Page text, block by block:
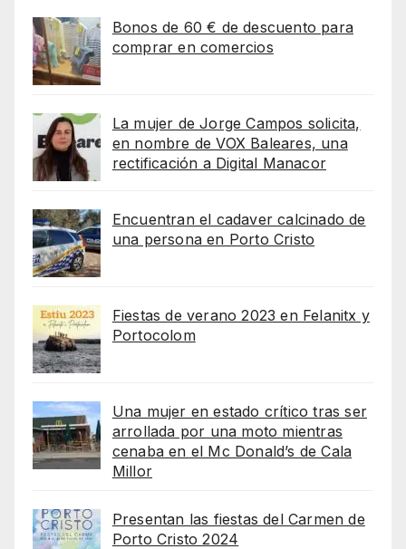
Bonos de 60 € de descuento para
comprar en comercios
La mujer de Jorge Campos solicita,
en nombre de VOX Baleares, una
rectificación a Digital Manacor
Encuentran el cadaver calcinado de
una persona en Porto Cristo
Fiestas de verano 2023 en Felanitx y
Portocolom
Una mujer en estado crítico tras ser
arrollada por una moto mientras
cenaba en el Mc Donald’s de Cala
Millor
Presentan las fiestas del Carmen de
Porto Cristo 2024